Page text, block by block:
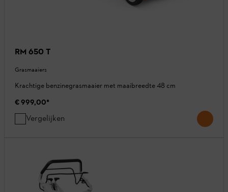
RM 650 T
Grasmaaiers
Krachtige benzinegrasmaaier met maaibreedte 48 cm
€ 999,00*
Vergelijken